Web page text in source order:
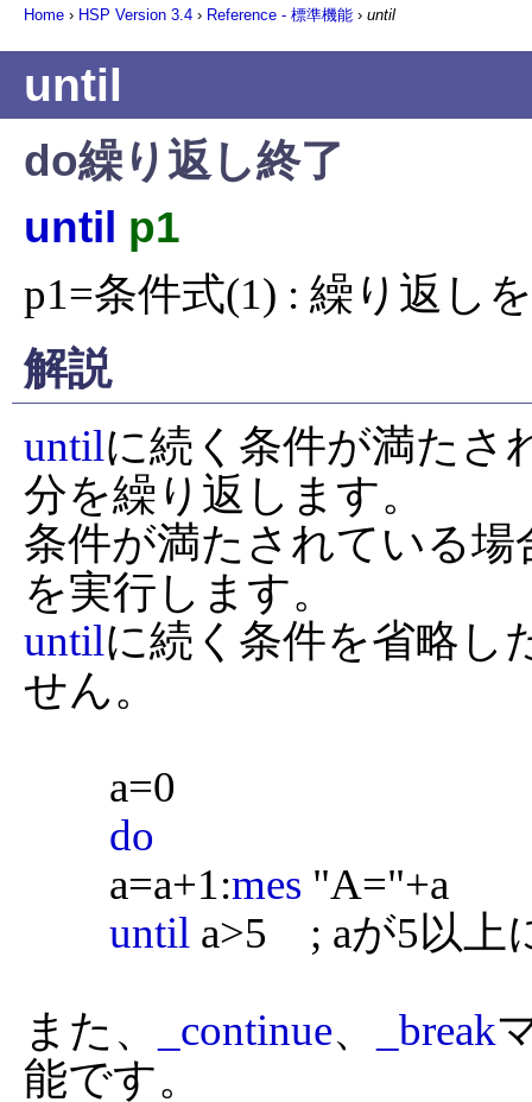
Home › HSP Version 3.4 › Reference - 標準機能 › until
until
do繰り返し終了
until p1
p1=条件式(1) : 繰り返し
解説
untilに続く条件が満たさ
分を繰り返します。
条件が満たされている
untilに続く条件を省略し
せん。
do
	a=a+1:
mes "A="+a
until a>5    ; aが5以
また、
_continue、 _break